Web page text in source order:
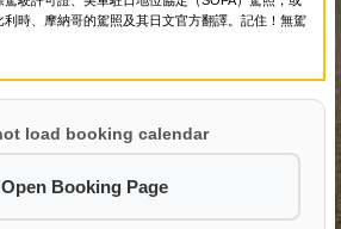
時、摩納哥的駕照及其日文官方翻譯。記住！無駕
load booking calendar
Open Booking Page